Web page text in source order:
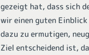
gezeigt hat, dass sich
wir einen guten Einblick
dazu zu ermutigen,
Ziel entscheidend ist,